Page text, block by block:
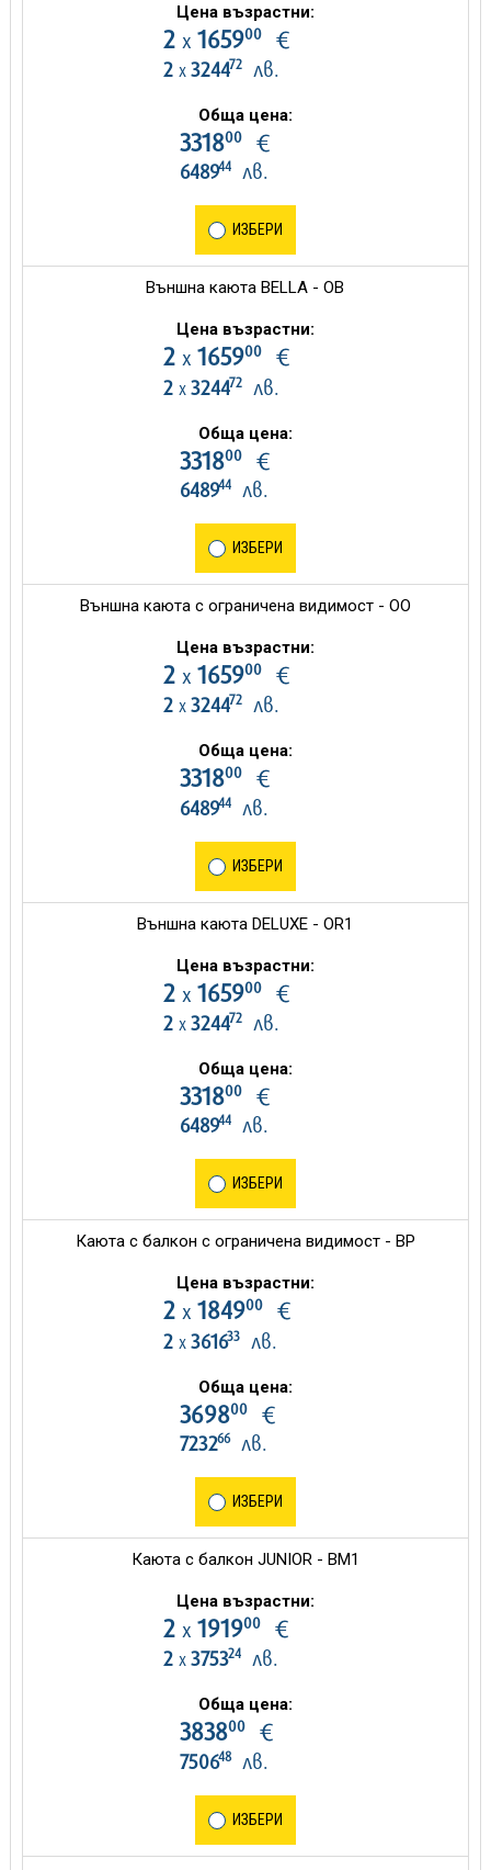
Цена възрастни:
2 х 165900€
2 х 324472лв.
Обща цена:
331800€
648944лв.
ИЗБЕРИ
Външна каюта BELLA - OB
Цена възрастни:
2 х 165900€
2 х 324472лв.
Обща цена:
331800€
648944лв.
ИЗБЕРИ
Външна каюта с ограничена видимост - OO
Цена възрастни:
2 х 165900€
2 х 324472лв.
Обща цена:
331800€
648944лв.
ИЗБЕРИ
Външна каюта DELUXE - OR1
Цена възрастни:
2 х 165900€
2 х 324472лв.
Обща цена:
331800€
648944лв.
ИЗБЕРИ
Каюта с балкон с ограничена видимост - BP
Цена възрастни:
2 х 184900€
2 х 361633лв.
Обща цена:
369800€
723266лв.
ИЗБЕРИ
Каюта с балкон JUNIOR - BM1
Цена възрастни:
2 х 191900€
2 х 375324лв.
Обща цена:
383800€
750648лв.
ИЗБЕРИ